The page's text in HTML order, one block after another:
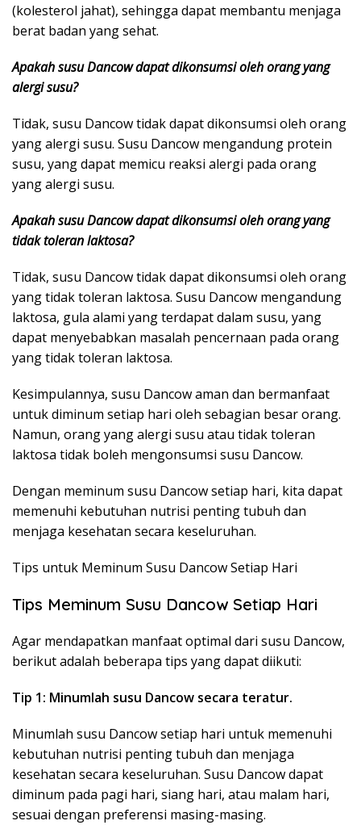
(kolesterol jahat), sehingga dapat membantu menjaga
berat badan yang sehat.
Apakah susu Dancow dapat dikonsumsi oleh orang yang
alergi susu?
Tidak, susu Dancow tidak dapat dikonsumsi oleh orang
yang alergi susu. Susu Dancow mengandung protein
susu, yang dapat memicu reaksi alergi pada orang
yang alergi susu.
Apakah susu Dancow dapat dikonsumsi oleh orang yang
tidak toleran laktosa?
Tidak, susu Dancow tidak dapat dikonsumsi oleh orang
yang tidak toleran laktosa. Susu Dancow mengandung
laktosa, gula alami yang terdapat dalam susu, yang
dapat menyebabkan masalah pencernaan pada orang
yang tidak toleran laktosa.
Kesimpulannya, susu Dancow aman dan bermanfaat
untuk diminum setiap hari oleh sebagian besar orang.
Namun, orang yang alergi susu atau tidak toleran
laktosa tidak boleh mengonsumsi susu Dancow.
Dengan meminum susu Dancow setiap hari, kita dapat
memenuhi kebutuhan nutrisi penting tubuh dan
menjaga kesehatan secara keseluruhan.
Tips untuk Meminum Susu Dancow Setiap Hari
Tips Meminum Susu Dancow Setiap Hari
Agar mendapatkan manfaat optimal dari susu Dancow,
berikut adalah beberapa tips yang dapat diikuti:
Tip 1: Minumlah susu Dancow secara teratur.
Minumlah susu Dancow setiap hari untuk memenuhi
kebutuhan nutrisi penting tubuh dan menjaga
kesehatan secara keseluruhan. Susu Dancow dapat
diminum pada pagi hari, siang hari, atau malam hari,
sesuai dengan preferensi masing-masing.